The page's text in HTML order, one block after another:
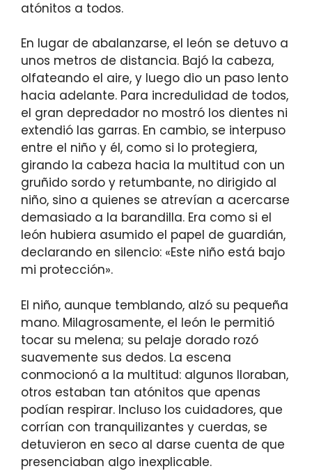
atónitos a todos.
En lugar de abalanzarse, el león se detuvo a
unos metros de distancia. Bajó la cabeza,
olfateando el aire, y luego dio un paso lento
hacia adelante. Para incredulidad de todos,
el gran depredador no mostró los dientes ni
extendió las garras. En cambio, se interpuso
entre el niño y él, como si lo protegiera,
girando la cabeza hacia la multitud con un
gruñido sordo y retumbante, no dirigido al
niño, sino a quienes se atrevían a acercarse
demasiado a la barandilla. Era como si el
león hubiera asumido el papel de guardián,
declarando en silencio: «Este niño está bajo
mi protección».
El niño, aunque temblando, alzó su pequeña
mano. Milagrosamente, el león le permitió
tocar su melena; su pelaje dorado rozó
suavemente sus dedos. La escena
conmocionó a la multitud: algunos lloraban,
otros estaban tan atónitos que apenas
podían respirar. Incluso los cuidadores, que
corrían con tranquilizantes y cuerdas, se
detuvieron en seco al darse cuenta de que
presenciaban algo inexplicable.